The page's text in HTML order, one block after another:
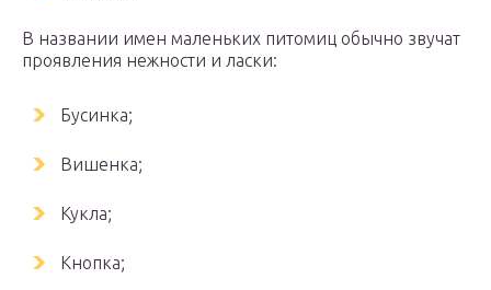
В названии имен маленьких питомиц обычно звучат
проявления нежности и ласки:
Бусинка;
Вишенка;
Кукла;
Кнопка;